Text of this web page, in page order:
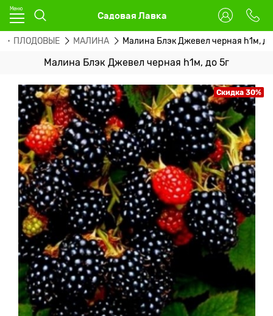
Садовая Лавка
ПЛОДОВЫЕ МАЛИНА Малина Блэк Джевел черная h1м, до
Малина Блэк Джевел черная h1м, до 5г
Скидка 30%